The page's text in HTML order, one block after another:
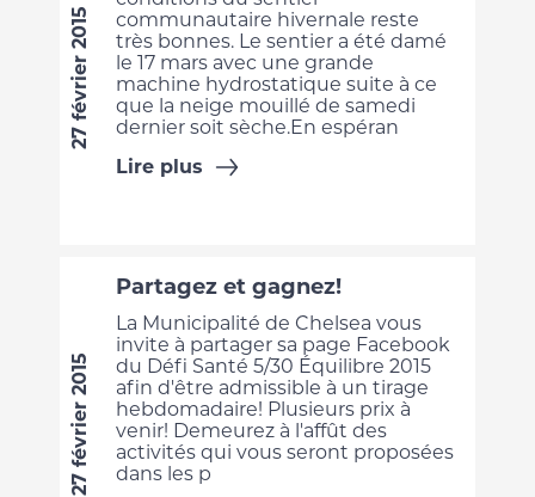
communautaire hivernale reste
très bonnes. Le sentier a été damé
le 17 mars avec une grande
machine hydrostatique suite à ce
que la neige mouillé de samedi
dernier soit sèche.En espéran
Lire plus
27 février 2015
Partagez et gagnez!
La Municipalité de Chelsea vous
invite à partager sa page Facebook
du Défi Santé 5/30 Équilibre 2015
afin d'être admissible à un tirage
hebdomadaire! Plusieurs prix à
venir! Demeurez à l'affût des
activités qui vous seront proposées
dans les p
27 février 2015